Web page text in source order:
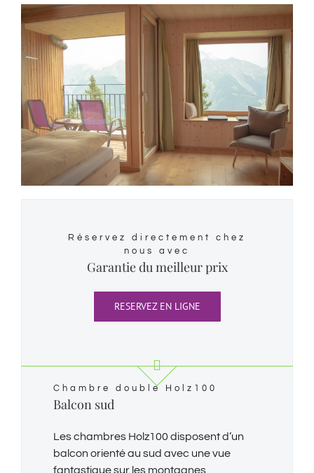
Réservez directement chez
nous avec
Garantie du meilleur prix
RESERVEZ EN LIGNE
Chambre double Holz100
Balcon sud
Les chambres Holz100 disposent d’un
balcon orienté au sud avec une vue
fantastique sur les montagnes